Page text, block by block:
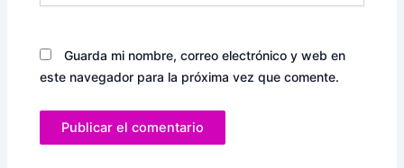
Guarda mi nombre, correo electrónico y web en
este navegador para la próxima vez que comente.